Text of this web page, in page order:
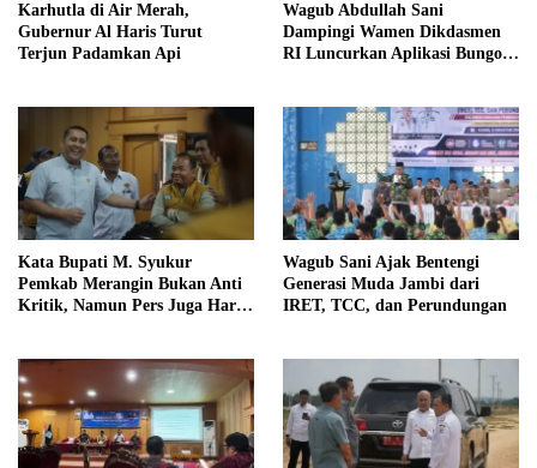
Karhutla di Air Merah,
Gubernur Al Haris Turut
Terjun Padamkan Api
Wagub Abdullah Sani
Dampingi Wamen Dikdasmen
RI Luncurkan Aplikasi Bungo
Kata Bupati M. Syukur
Pemkab Merangin Bukan Anti
Kritik, Namun Pers Juga Harus
Wagub Sani Ajak Bentengi
Generasi Muda Jambi dari
IRET, TCC, dan Perundungan